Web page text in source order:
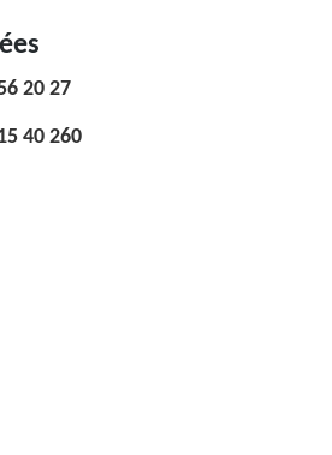
20 27
40 260